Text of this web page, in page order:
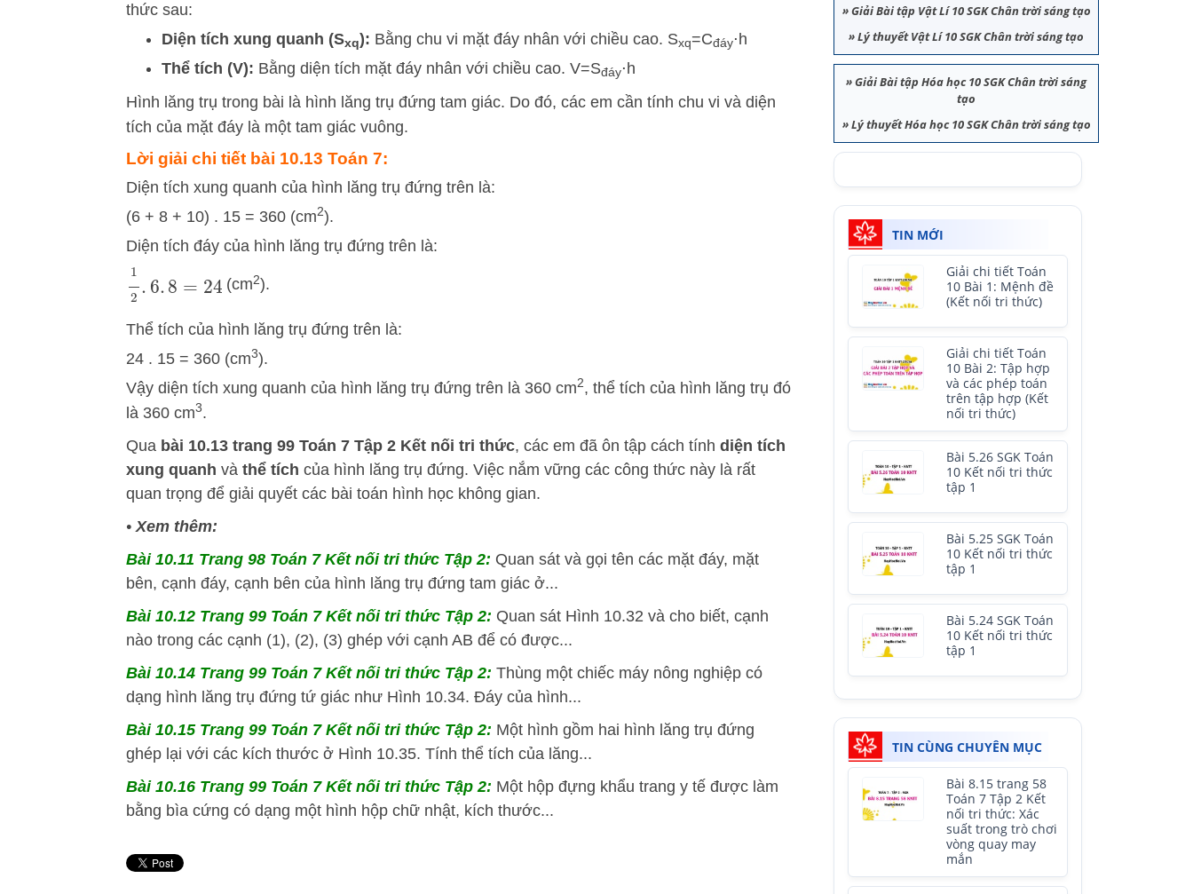
thức sau:
Diện tích xung quanh (Sxq): Bằng chu vi mặt đáy nhân với chiều cao. Sxq=Cđáy⋅ h
Thể tích (V): Bằng diện tích mặt đáy nhân với chiều cao. V=Sđáy⋅ h
Hình lăng trụ trong bài là hình lăng trụ đứng tam giác. Do đó, các em cần tính chu vi và diện
tích của mặt đáy là một tam giác vuông.
Lời giải chi tiết bài 10.13 Toán 7:
Diện tích xung quanh của hình lăng trụ đứng trên là:
(6 + 8 + 10) . 15 = 360 (cm2).
Diện tích đáy của hình lăng trụ đứng trên là:
1 .6 8 24 (cm2).
Thể tích của hình lăng trụ đứng trên là:
24 . 15 = 360 (cm3).
Vậy diện tích xung quanh của hình lăng trụ đứng trên là 360 cm2, thể tích của hình lăng trụ đó
là 360 cm3.
Qua bài 10.13 trang 99 Toán 7 Tập 2 Kết nối tri thức, các em đã ôn tập cách tính diện tích
xung quanh và thể tích của hình lăng trụ đứng. Việc nắm vững các công thức này là rất
quan trọng để giải quyết các bài toán hình học không gian.
•Xem thêm:
Bài 10.11 Trang 98 Toán 7 Kết nối tri thức Tập 2: Quan sát và gọi tên các mặt đáy, mặt
bên, cạnh đáy, cạnh bên của hình lăng trụ đứng tam giác ở...
Bài 10.12 Trang 99 Toán 7 Kết nối tri thức Tập 2: Quan sát Hình 10.32 và cho biết, cạnh
nào trong các cạnh (1), (2), (3) ghép với cạnh AB để có được...
Bài 10.14 Trang 99 Toán 7 Kết nối tri thức Tập 2: Thùng một chiếc máy nông nghiệp có
dạng hình lăng trụ đứng tứ giác như Hình 10.34. Đáy của hình...
Bài 10.15 Trang 99 Toán 7 Kết nối tri thức Tập 2: Một hình gồm hai hình lăng trụ đứng
ghép lại với các kích thước ở Hình 10.35. Tính thể tích của lăng...
Bài 10.16 Trang 99 Toán 7 Kết nối tri thức Tập 2: Một hộp đựng khẩu trang y tế được làm
bằng bìa cứng có dạng một hình hộp chữ nhật, kích thước...
»Giải Bài tập Vật Lí 10 SGK Chân trời sáng tạo
»Lý thuyết Vật Lí 10 SGK Chân trời sáng tạo
»Giải Bài tập Hóa học 10 SGK Chân trời sáng
tạo
»Lý thuyết Hóa học 10 SGK Chân trời sáng tạo
TIN MỚI
Giải chi tiết Toán
10 Bài 1: Mệnh đề
(Kết nối tri thức)
Giải chi tiết Toán
10 Bài 2: Tập hợp
và các phép toán
trên tập hợp (Kết
nối tri thức)
Bài 5.26 SGK Toán
10 Kết nối tri thức
tập 1
Bài 5.25 SGK Toán
10 Kết nối tri thức
tập 1
Bài 5.24 SGK Toán
10 Kết nối tri thức
tập 1
TIN CÙNG CHUYÊN MỤC
Bài 8.15 trang 58
Toán 7 Tập 2 Kết
nối tri thức: Xác
suất trong trò chơi
vòng quay may
mắn